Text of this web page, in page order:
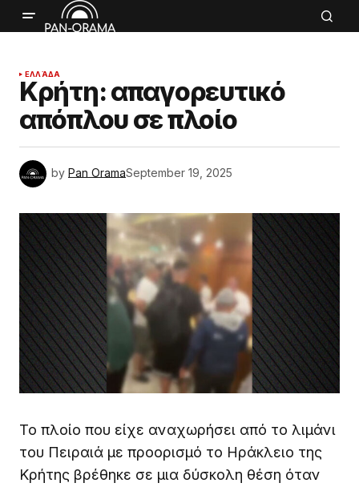
ΕΛΛΆΔΑ
Κρήτη: απαγορευτικό
απόπλου σε πλοίο
by Pan OramaSeptember 19, 2025
Το πλοίο που είχε αναχωρήσει από το λιμάνι
του Πειραιά με προορισμό το Ηράκλειο της
Κρήτης βρέθηκε σε μια δύσκολη θέση όταν